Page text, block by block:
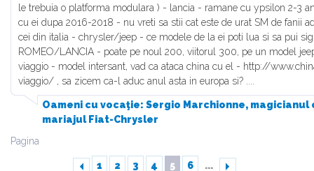
le trebuia o platforma modulara ) - lancia - ramane cu ypsilon 2-3
cu ei dupa 2016-2018 - nu vreti sa stii cat este de urat SM de fanii
cei din italia - chrysler/jeep - ce modele de la ei poti lua si sa pui
ROMEO/LANCIA - poate pe noul 200, viitorul 300, pe un model
viaggio - model intersant, vad ca ataca china cu el - http://
viaggio/ , sa zicem ca-l aduc anul asta in europa si? ....
Oameni cu vocaţie: Sergio Marchionne,
mariajul Fiat-Chrysler
Pagina
1 2 3 4 5 6 ...